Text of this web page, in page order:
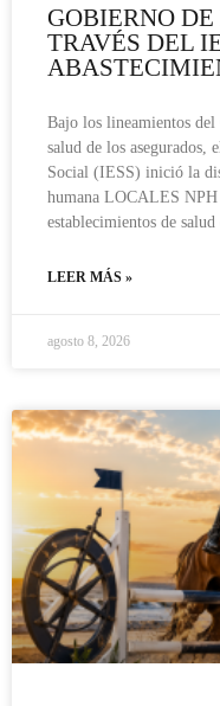
GOBIERNO
TRAVÉS DEL
Bajo los lineamientos
salud de los asegurados,
Social (IESS) inició la
humana LOCALES
establecimientos de salud
LEER MÁS »
agosto 8, 2026